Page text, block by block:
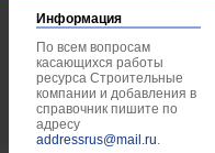
Информация
По всем вопросам
касающихся работы
ресурса Строительные
компании и добавления в
справочник пишите по
адресу
addressrus@mail.ru.